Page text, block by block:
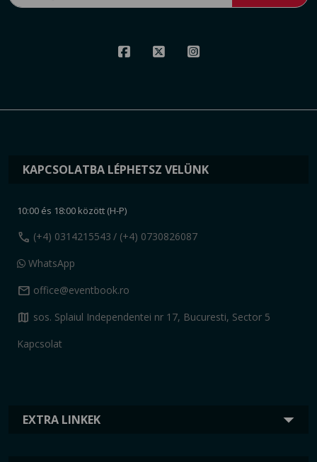
EXTRA LINKEK
KAPCSOLATBA LÉPHETSZ VELÜNK
10:00 és 18:00 között (H-P)
call (+4) 0314215543 / (+4) 0730826087
WhatsApp
mail office@eventbook.ro
map sos. Splaiul Independentei nr 17, Bucuresti, Sector 5
Kapcsolat